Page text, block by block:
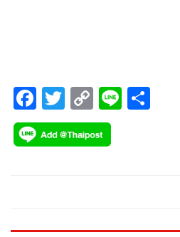
F
ac
e
T
wi
tt
C
o
p
Li